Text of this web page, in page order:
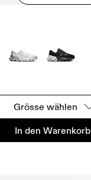
Grösse wählen
In den Warenkorb